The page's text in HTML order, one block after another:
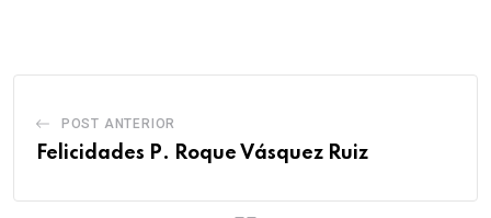
POST ANTERIOR
Felicidades P. Roque Vásquez Ruiz